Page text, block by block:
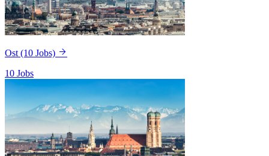
Ost (10 Jobs)
10 Jobs